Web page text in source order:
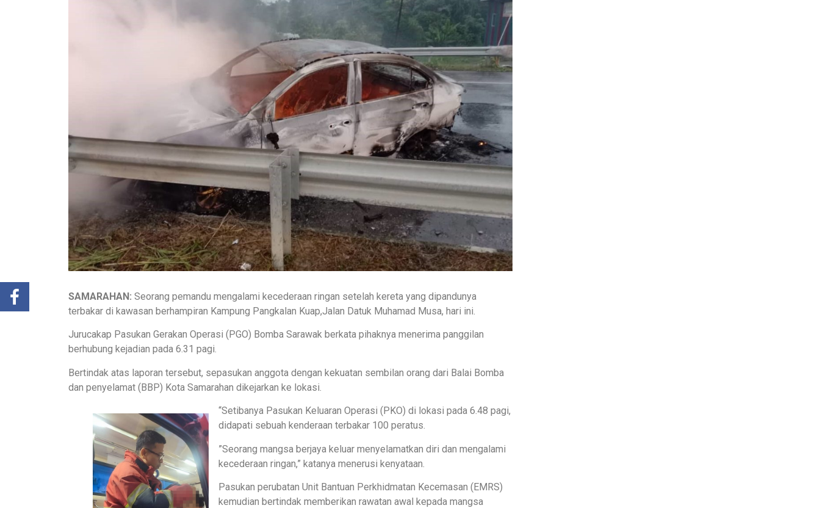
SAMARAHAN: Seorang pemandu mengalami kecederaan ringan setelah kereta yang dipandunya
terbakar di kawasan berhampiran Kampung Pangkalan Kuap,Jalan Datuk Muhamad Musa, hari ini.
Jurucakap Pasukan Gerakan Operasi (PGO) Bomba Sarawak berkata pihaknya menerima panggilan
berhubung kejadian pada 6.31 pagi.
Bertindak atas laporan tersebut, sepasukan anggota dengan kekuatan sembilan orang dari Balai Bomba
dan penyelamat (BBP) Kota Samarahan dikejarkan ke lokasi.
“Setibanya Pasukan Keluaran Operasi (PKO) di lokasi pada 6.48 pagi,
didapati sebuah kenderaan terbakar 100 peratus.
”Seorang mangsa berjaya keluar menyelamatkan diri dan mengalami
kecederaan ringan,” katanya menerusi kenyataan.
Pasukan perubatan Unit Bantuan Perkhidmatan Kecemasan (EMRS)
kemudian bertindak memberikan rawatan awal kepada mangsa